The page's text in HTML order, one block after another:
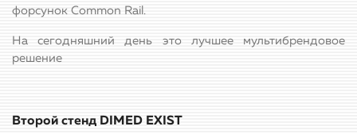
форсунок Common Rail.
На сегодняшний день это лучшее мультибрендовое
решение
Второй стенд DIMED EXIST